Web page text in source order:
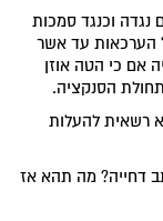
נגדה וכנגד סמכות
הערכאות עד אשר
אם כי הטה אוזן
הסנקציה.
רשאית להעלות
דחייה? מה תהא אז